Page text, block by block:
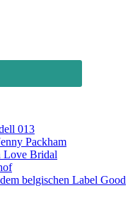
013
Packham
Love Bridal
belgischen Label Good